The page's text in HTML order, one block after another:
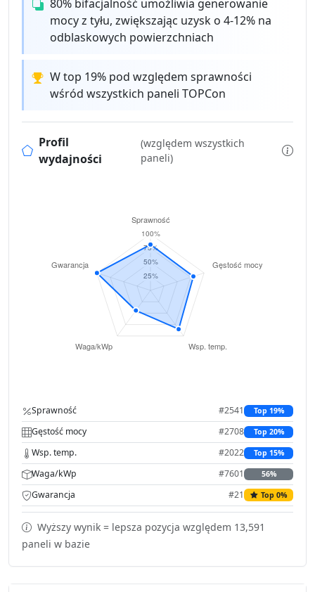
80% bifacjalność umożliwia generowanie
mocy z tyłu, zwiększając uzysk o 4-12% na
odblaskowych powierzchniach
W top 19% pod względem sprawności
wśród wszystkich paneli TOPCon
Profil
wydajności
(względem wszystkich
paneli)
Sprawność #2541 Top 19%
Gęstość mocy #2708 Top 20%
Wsp. temp. #2022 Top 15%
Waga/kWp #7601 56%
Gwarancja #21 Top 0%
Wyższy wynik = lepsza pozycja względem 13,591
paneli w bazie